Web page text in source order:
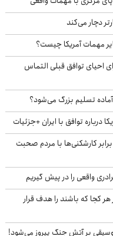
مهمات آمریکا چیست؟
احیای توافق قبلی التماس
آماده تسلیم بزرگ می‌شود؟
درباره توافق با ایران +جزئیات
کارشکنی‌ها با مردم صحبت
واقعی را در پیش گیریم
کجا که باشند را هدف قرار
موسیقی بر آتش جنگ پیروز می‌شود!